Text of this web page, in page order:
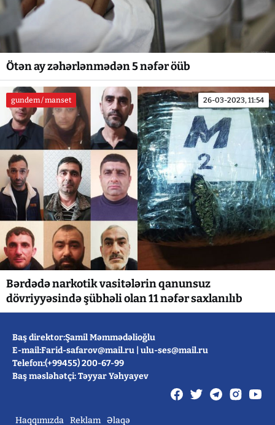
Ötən ay zəhərlənmədən 5 nəfər öüb
gundem / manset 26-03-2023, 11:54
Bərdədə narkotik vasitələrin qanunsuz
dövriyyəsində şübhəli olan 11 nəfər saxlanılıb
Baş direktor:Şamil Məmmədəlioğlu
E-mail:Farid-safarov@mail.ru ulu-ses@mail.ru
Telefon:(+99455) 200-67-99
Baş məsləhətçi: Təyyar Yəhyayev
Haqqımızda Reklam Əlaqə